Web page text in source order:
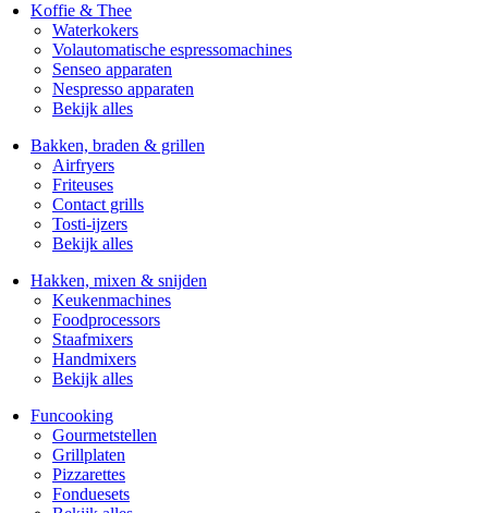
Koffie & Thee
Waterkokers
Volautomatische espressomachines
Senseo apparaten
Nespresso apparaten
Bekijk alles
Bakken, braden & grillen
Airfryers
Friteuses
Contact grills
Tosti-ijzers
Bekijk alles
Hakken, mixen & snijden
Keukenmachines
Foodprocessors
Staafmixers
Handmixers
Bekijk alles
Funcooking
Gourmetstellen
Grillplaten
Pizzarettes
Fonduesets